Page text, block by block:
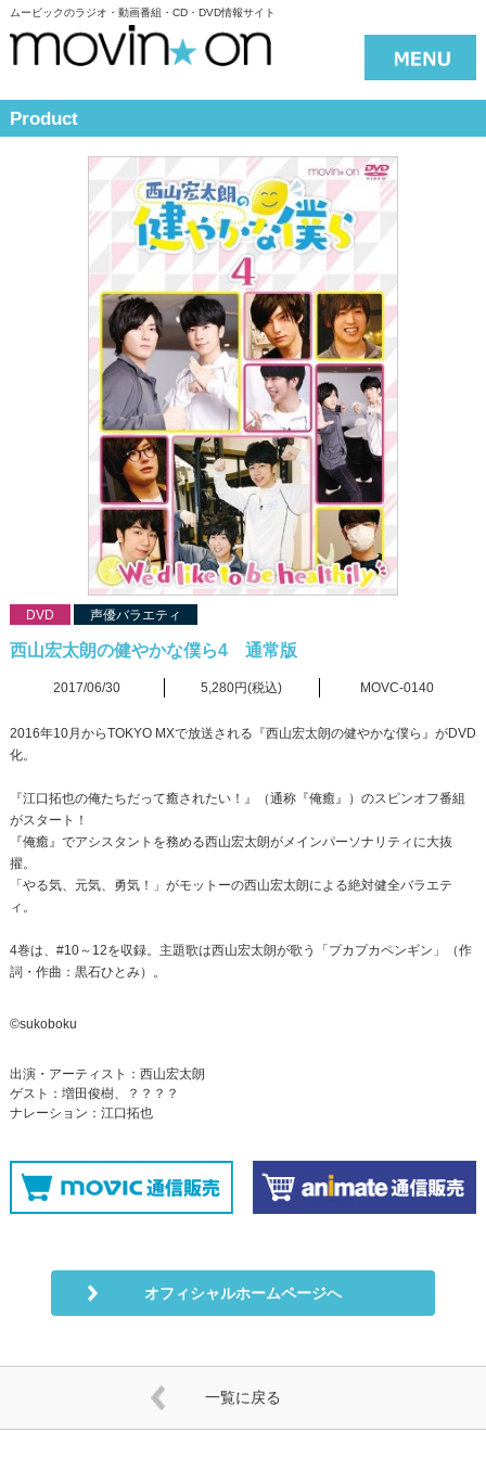
ムービックのラジオ・動画番組・CD・DVD情報サイト
Product
DVD 声優バラエティ
西山宏太朗の健やかな僕ら4 通常版
2017/06/30 5,280円(税込) MOVC-0140
2016年10月からTOKYO MXで放送される『西山宏太朗の健やかな僕ら』がDVD
化。
『江口拓也の俺たちだって癒されたい！』（通称『俺癒』）のスピンオフ番組
がスタート！
『俺癒』でアシスタントを務める西山宏太朗がメインパーソナリティに大抜
擢。
「やる気、元気、勇気！」がモットーの西山宏太朗による絶対健全バラエテ
ィ。
4巻は、#10～12を収録。主題歌は西山宏太朗が歌う「プカプカペンギン」（作
詞・作曲：黒石ひとみ）。
©sukoboku
出演・アーティスト：西山宏太朗
ゲスト：増田俊樹、？？？？
ナレーション：江口拓也
オフィシャルホームページへ
一覧に戻る